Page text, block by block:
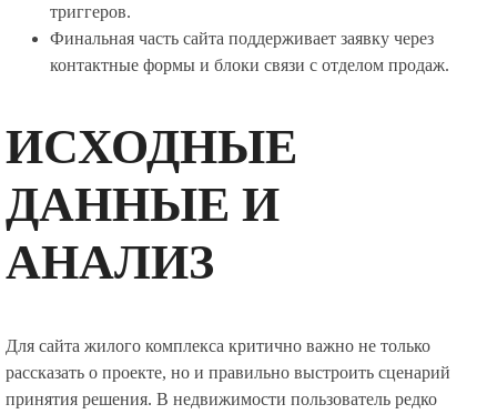
триггеров.
Финальная часть сайта поддерживает заявку через
контактные формы и блоки связи с отделом продаж.
ИСХОДНЫЕ
ДАННЫЕ И
АНАЛИЗ
Для сайта жилого комплекса критично важно не только
рассказать о проекте, но и правильно выстроить сценарий
принятия решения. В недвижимости пользователь редко